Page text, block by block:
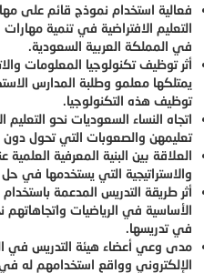
فعالية استخدام نموذج قائم على
التعليم الافتراضية في تنمية
في المملكة العربية السعودية.
أثر توظيف تكنولوجيا المعلومات
يمتلكها معلمو وطلبة المدارس
توظيف هذه التكنولوجيا.
اتجاه النساء السعوديات نحو
تعليمهن والصعوبات التي تحول
العلاقة بين البنية المعرفية
والاستراتيجية التي يستخدمها في حل
أثر طريقة التدريس المدعمة
الأساسية في الرياضيات
في تدريسها.
مدى وعي أعضاء هيئة التدريس في
الإلكتروني وواقع استخدامهم له